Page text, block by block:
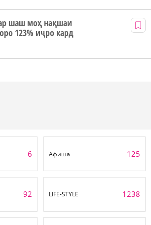
шаш моҳ нақшаи
123% иҷро кард
6 Афиша 125
92 LIFE-STYLE 1238